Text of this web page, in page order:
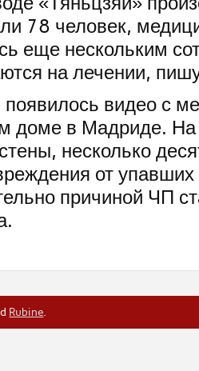
78 человек,
еще нескольким
на лечении,
видео с
доме в Мадриде.
несколько
от упавших
причиной ЧП
Rubine